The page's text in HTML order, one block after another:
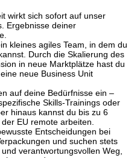
wirkt sich sofort auf unser
Ergebnisse deiner
kleines agiles Team, in dem du
Durch die Skalierung des
in neue Marktplätze hast du
neue Business Unit
auf deine Bedürfnisse ein –
Skills-Trainings oder
hinaus kannst du bis zu 6
EU remote arbeiten.
Entscheidungen bei
und suchen stets
verantwortungsvollen Weg,